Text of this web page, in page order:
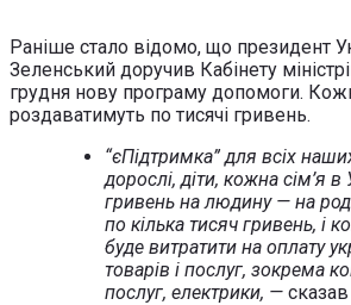
Раніше стало відомо, що президент
Зеленський доручив Кабінету
грудня нову програму допомоги.
роздаватимуть по тисячі гривень.
“єПідтримка” для всіх
дорослі, діти, кожна сім’я в
гривень на людину — на
по кілька тисяч гривень, і
буде витратити на оплату
товарів і послуг, зокрема
послуг, електрики, —